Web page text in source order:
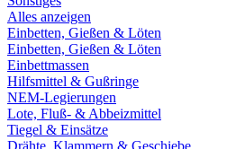
Alles anzeigen
Einbetten, Gießen & Löten
Einbetten, Gießen & Löten
Einbettmassen
Hilfsmittel & Gußringe
NEM-Legierungen
Lote, Fluß- & Abbeizmittel
Tiegel & Einsätze
Drähte, Klammern & Geschiebe